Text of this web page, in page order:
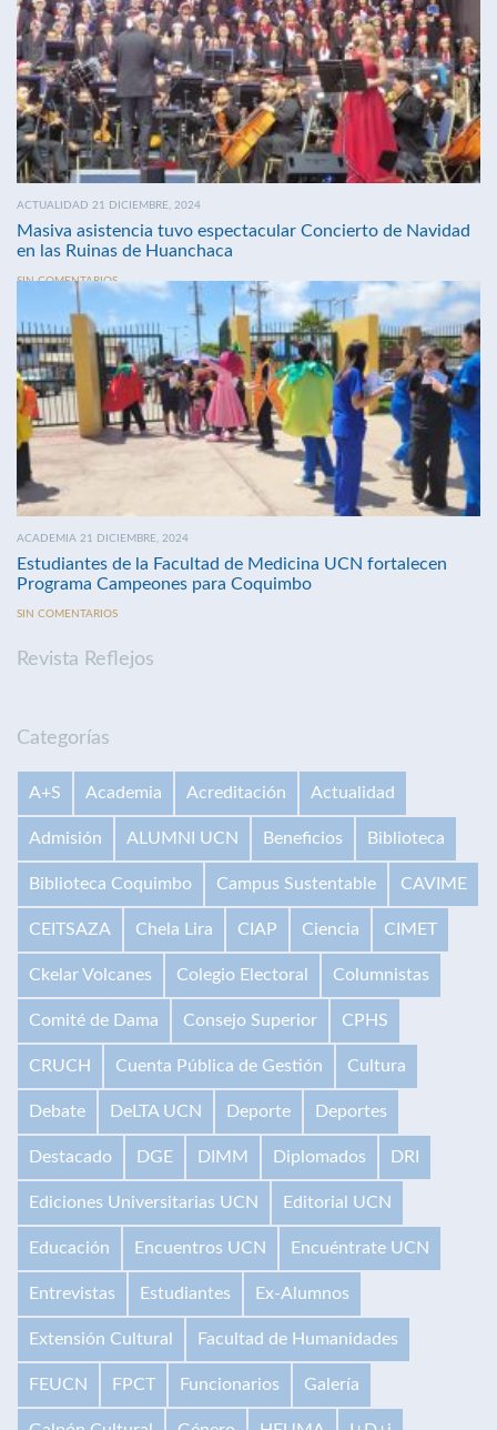
ACTUALIDAD 21 DICIEMBRE, 2024
Masiva asistencia tuvo espectacular Concierto de Navidad
en las Ruinas de Huanchaca
SIN COMENTARIOS
ACADEMIA 21 DICIEMBRE, 2024
Estudiantes de la Facultad de Medicina UCN fortalecen
Programa Campeones para Coquimbo
SIN COMENTARIOS
Revista Reflejos
Categorías
A+S Academia Acreditación Actualidad
Admisión ALUMNI UCN Beneficios Biblioteca
Biblioteca Coquimbo Campus Sustentable CAVIME
CEITSAZA Chela Lira CIAP Ciencia CIMET
Ckelar Volcanes Colegio Electoral Columnistas
Comité de Dama Consejo Superior CPHS
CRUCH Cuenta Pública de Gestión Cultura
Debate DeLTA UCN Deporte Deportes
Destacado DGE DIMM Diplomados DRI
Ediciones Universitarias UCN Editorial UCN
Educación Encuentros UCN Encuéntrate UCN
Entrevistas Estudiantes Ex-Alumnos
Extensión Cultural Facultad de Humanidades
FEUCN FPCT Funcionarios Galería